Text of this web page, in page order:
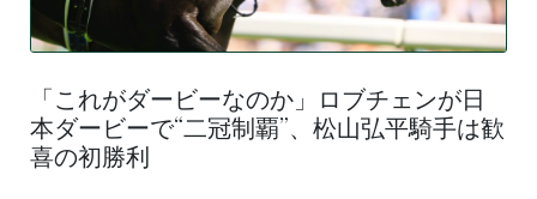
「これがダービーなのか」ロブチェンが日
本ダービーで“二冠制覇”、松山弘平騎手は歓
喜の初勝利